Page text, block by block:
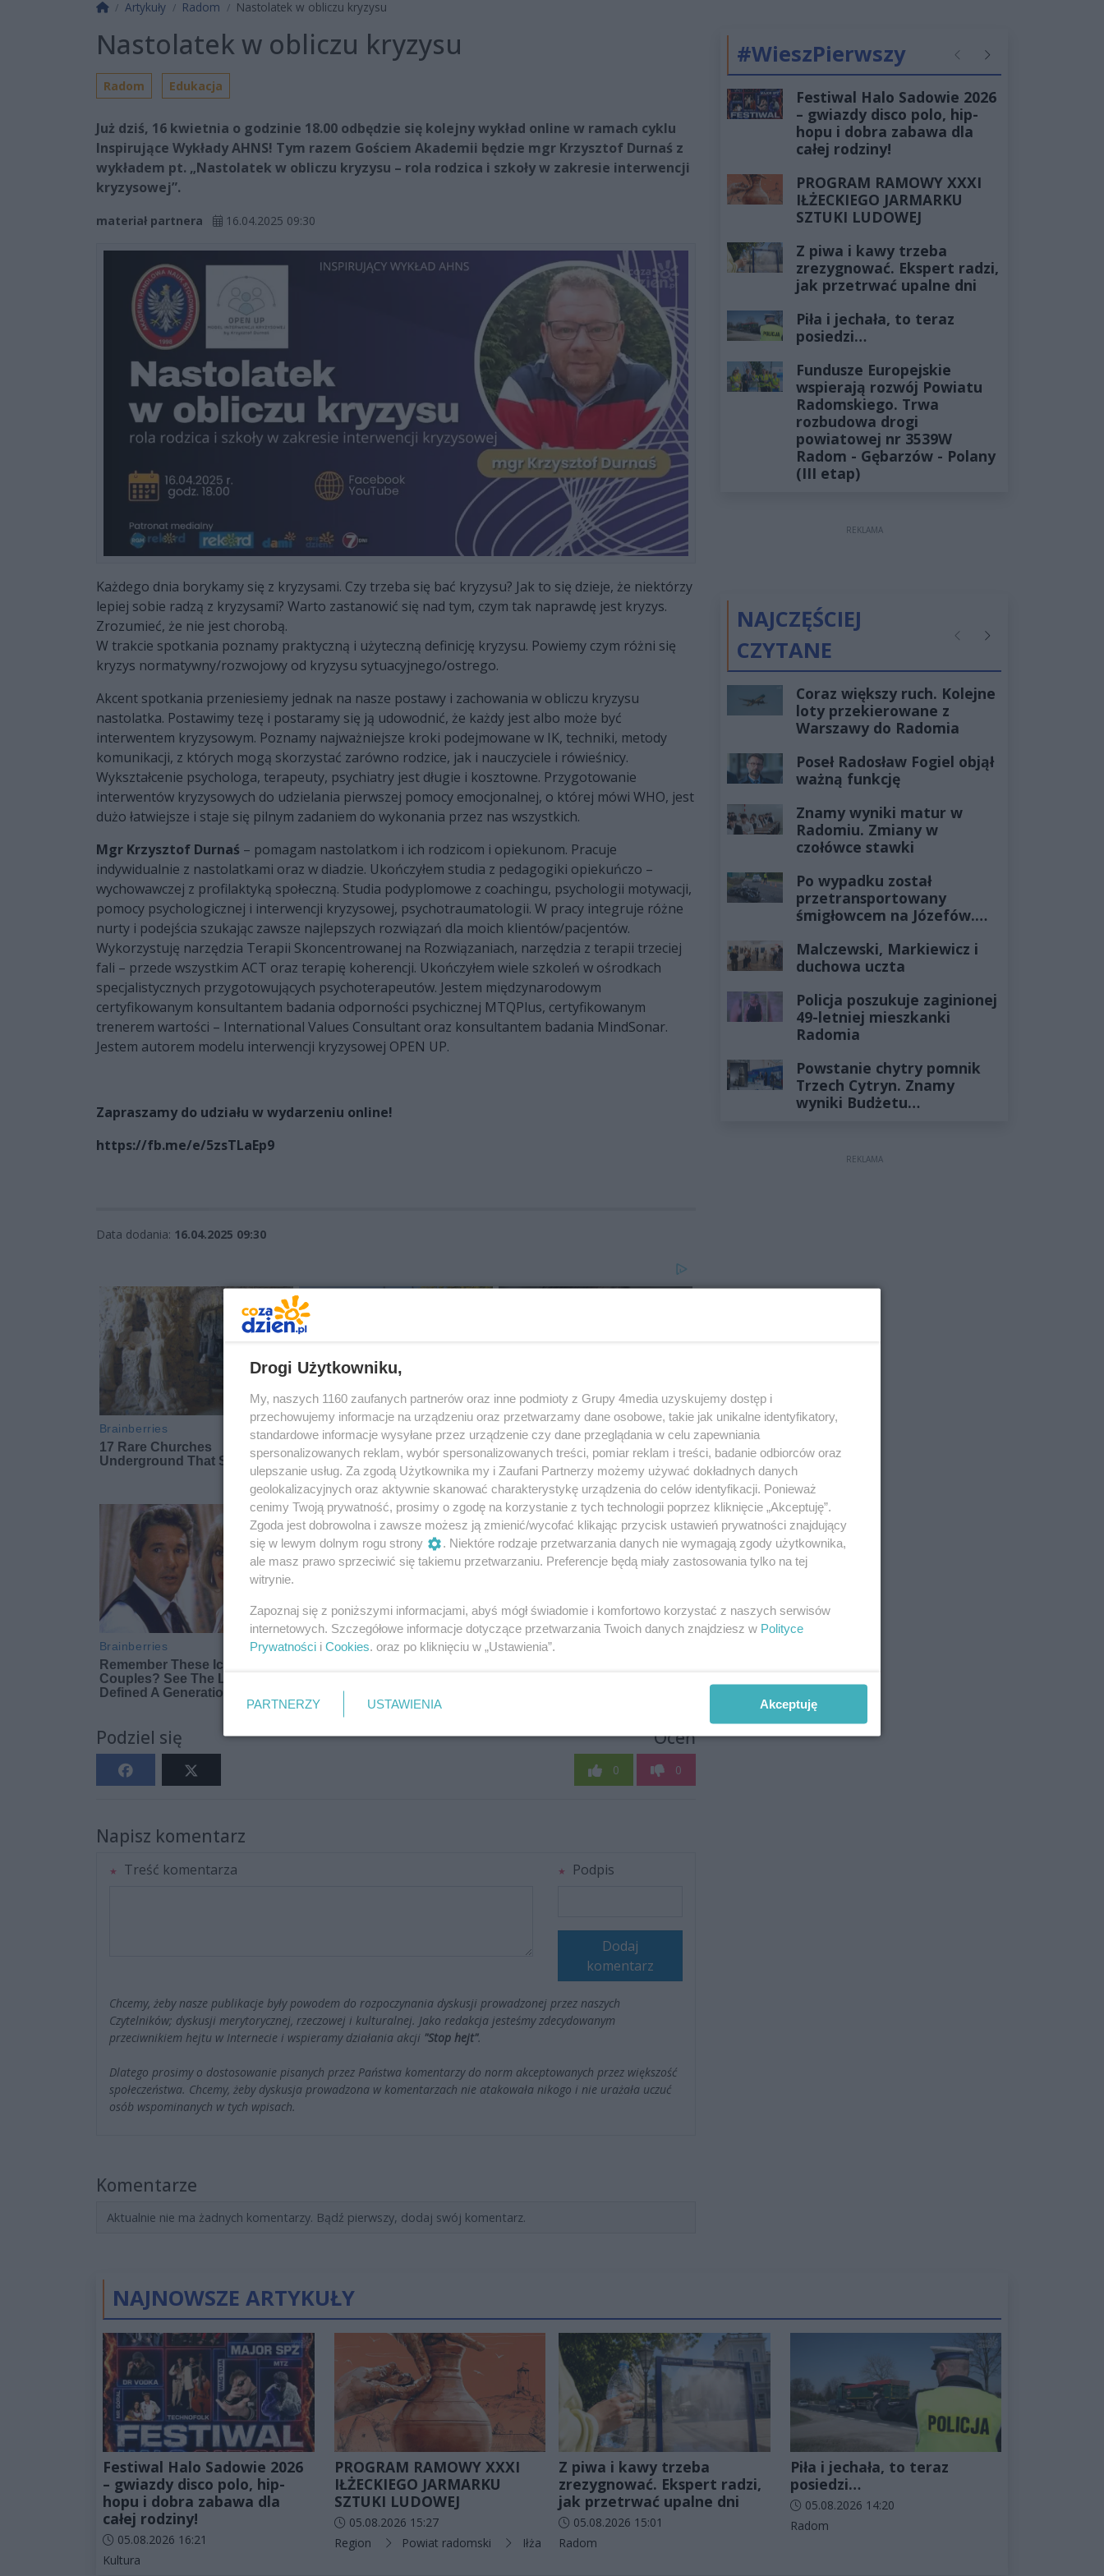
Strona główna
Artykuły Radom Nastolatek w obliczu kryzysu
Nastolatek w obliczu kryzysu
Radom Edukacja
Już dziś, 16 kwietnia o godzinie 18.00 odbędzie się kolejny wykład online w ramach cyklu
Inspirujące Wykłady AHNS! Tym razem Gościem Akademii będzie mgr Krzysztof Durnaś z
wykładem pt. „Nastolatek w obliczu kryzysu – rola rodzica i szkoły w zakresie interwencji
kryzysowej”.
materiał partnera 16.04.2025 09:30
Każdego dnia borykamy się z kryzysami. Czy trzeba się bać kryzysu? Jak to się dzieje, że niektórzy
lepiej sobie radzą z kryzysami? Warto zastanowić się nad tym, czym tak naprawdę jest kryzys.
Zrozumieć, że nie jest chorobą.
W trakcie spotkania poznamy praktyczną i użyteczną definicję kryzysu. Powiemy czym różni się
kryzys normatywny/rozwojowy od kryzysu sytuacyjnego/ostrego.
Akcent spotkania przeniesiemy jednak na nasze postawy i zachowania w obliczu kryzysu
nastolatka. Postawimy tezę i postaramy się ją udowodnić, że każdy jest albo może być
interwentem kryzysowym. Poznamy najważniejsze kroki podejmowane w IK, techniki, metody
komunikacji, z których mogą skorzystać zarówno rodzice, jak i nauczyciele i rówieśnicy.
Wykształcenie psychologa, terapeuty, psychiatry jest długie i kosztowne. Przygotowanie
interwentów kryzysowych do udzielania pierwszej pomocy emocjonalnej, o której mówi WHO, jest
dużo łatwiejsze i staje się pilnym zadaniem do wykonania przez nas wszystkich.
Mgr Krzysztof Durnaś – pomagam nastolatkom i ich rodzicom i opiekunom. Pracuje
indywidualnie z nastolatkami oraz w diadzie. Ukończyłem studia z pedagogiki opiekuńczo –
wychowawczej z profilaktyką społeczną. Studia podyplomowe z coachingu, psychologii motywacji,
pomocy psychologicznej i interwencji kryzysowej, psychotraumatologii. W pracy integruje różne
nurty i podejścia szukając zawsze najlepszych rozwiązań dla moich klientów/pacjentów.
Wykorzystuję narzędzia Terapii Skoncentrowanej na Rozwiązaniach, narzędzia z terapii trzeciej
fali – przede wszystkim ACT oraz terapię koherencji. Ukończyłem wiele szkoleń w ośrodkach
specjalistycznych przygotowujących psychoterapeutów. Jestem międzynarodowym
certyfikowanym konsultantem badania odporności psychicznej MTQPlus, certyfikowanym
trenerem wartości – International Values Consultant oraz konsultantem badania MindSonar.
Jestem autorem modelu interwencji kryzysowej OPEN UP.
Zapraszamy do udziału w wydarzeniu online!
https://fb.me/e/5zsTLaEp9
Data dodania: 16.04.2025 09:30
Podziel się Oceń
0 0
Napisz komentarz
Treść komentarza Podpis
Dodaj
komentarz
Chcemy, żeby nasze publikacje były powodem do rozpoczynania dyskusji prowadzonej przez naszych
Czytelników; dyskusji merytorycznej, rzeczowej i kulturalnej. Jako redakcja jesteśmy zdecydowanym
przeciwnikiem hejtu w Internecie i wspieramy działania akcji "Stop hejt".
Dlatego prosimy o dostosowanie pisanych przez Państwa komentarzy do norm akceptowanych przez większość
społeczeństwa. Chcemy, żeby dyskusja prowadzona w komentarzach nie atakowała nikogo i nie urażała uczuć
osób wspominanych w tych wpisach.
Komentarze
Aktualnie nie ma żadnych komentarzy. Bądź pierwszy, dodaj swój komentarz.
#WieszPierwszy PoprzednieNastępne
Festiwal Halo Sadowie 2026
– gwiazdy disco polo, hip-
hopu i dobra zabawa dla
całej rodziny!
PROGRAM RAMOWY XXXI
IŁŻECKIEGO JARMARKU
SZTUKI LUDOWEJ
Z piwa i kawy trzeba
zrezygnować. Ekspert radzi,
jak przetrwać upalne dni
Piła i jechała, to teraz
posiedzi…
Fundusze Europejskie
wspierają rozwój Powiatu
Radomskiego. Trwa
rozbudowa drogi
powiatowej nr 3539W
Radom - Gębarzów - Polany
(III etap)
REKLAMA
NAJCZĘŚCIEJ
CZYTANE
PoprzednieNastępne
Coraz większy ruch. Kolejne
loty przekierowane z
Warszawy do Radomia
Poseł Radosław Fogiel objął
ważną funkcję
Znamy wyniki matur w
Radomiu. Zmiany w
czołówce stawki
Po wypadku został
przetransportowany
śmigłowcem na Józefów.
żyłach
Malczewski, Markiewicz i
duchowa uczta
Policja poszukuje zaginionej
49-letniej mieszkanki
Radomia
Powstanie chytry pomnik
Trzech Cytryn. Znamy
wyniki Budżetu
REKLAMA
NAJNOWSZE ARTYKUŁY
Festiwal Halo Sadowie 2026
– gwiazdy disco polo, hip-
hopu i dobra zabawa dla
całej rodziny!
Data dodania artykułu:
05.08.2026 16:21
Kategorie artykułu:
Kultura
PROGRAM RAMOWY XXXI
IŁŻECKIEGO JARMARKU
SZTUKI LUDOWEJ
Data dodania artykułu:
05.08.2026 15:27
Kategorie artykułu:
Region Powiat radomski Iłża
Z piwa i kawy trzeba
zrezygnować. Ekspert radzi,
jak przetrwać upalne dni
Data dodania artykułu:
05.08.2026 15:01
Kategorie artykułu:
Radom
Piła i jechała, to teraz
posiedzi…
Data dodania artykułu:
05.08.2026 14:20
Kategorie artykułu:
Radom
Drogi Użytkowniku,
My, naszych 1160 zaufanych partnerów oraz inne podmioty z Grupy 4media uzyskujemy dostęp i
przechowujemy informacje na urządzeniu oraz przetwarzamy dane osobowe, takie jak unikalne identyfikatory,
standardowe informacje wysyłane przez urządzenie czy dane przeglądania w celu zapewniania
spersonalizowanych reklam, wybór spersonalizowanych treści, pomiar reklam i treści, badanie odbiorców oraz
ulepszanie usług. Za zgodą Użytkownika my i Zaufani Partnerzy możemy używać dokładnych danych
geolokalizacyjnych oraz aktywnie skanować charakterystykę urządzenia do celów identyfikacji. Ponieważ
cenimy Twoją prywatność, prosimy o zgodę na korzystanie z tych technologii poprzez kliknięcie „Akceptuję”.
Zgoda jest dobrowolna i zawsze możesz ją zmienić/wycofać klikając przycisk ustawień prywatności znajdujący
się w lewym dolnym rogu strony
. Niektóre rodzaje przetwarzania danych nie wymagają zgody użytkownika,
ale masz prawo sprzeciwić się takiemu przetwarzaniu. Preferencje będą miały zastosowania tylko na tej
witrynie.
Zapoznaj się z poniższymi informacjami, abyś mógł świadomie i komfortowo korzystać z naszych serwisów
internetowych. Szczegółowe informacje dotyczące przetwarzania Twoich danych znajdziesz w Polityce
Prywatności i Cookies . oraz po kliknięciu w „Ustawienia”.
PARTNERZY USTAWIENIA Akceptuję